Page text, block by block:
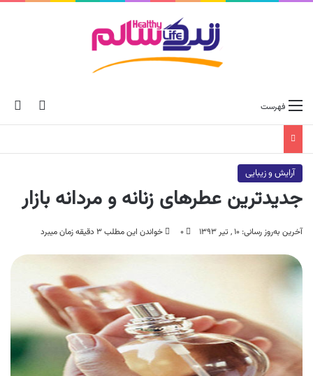
skin فهرست
آرایش و زیبایی
جدیدترین عطرهای زنانه و مردانه بازار
آخرین به‌روز رسانی: ۱۰ , تیر ۱۳۹۳ ۰ خواندن این مطلب ۳ دقیقه زمان میبرد